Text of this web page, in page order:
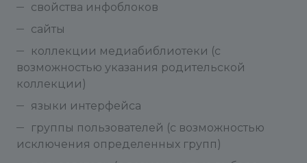
свойства инфоблоков
сайты
коллекции медиабиблиотеки (с
возможностью указания родительской
коллекции)
языки интерфейса
группы пользователей (с возможностью
исключения определенных групп)